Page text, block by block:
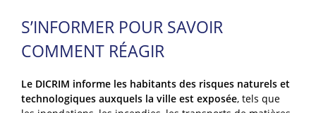
S’INFORMER POUR SAVOIR
COMMENT RÉAGIR
Le DICRIM informe les habitants des risques naturels et
technologiques auxquels la ville est exposée, tels que